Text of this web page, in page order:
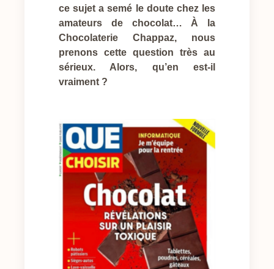
ce sujet a semé le doute chez les
amateurs de chocolat… À la
Chocolaterie Chappaz, nous
prenons cette question très au
sérieux. Alors, qu’en est-il
vraiment ?